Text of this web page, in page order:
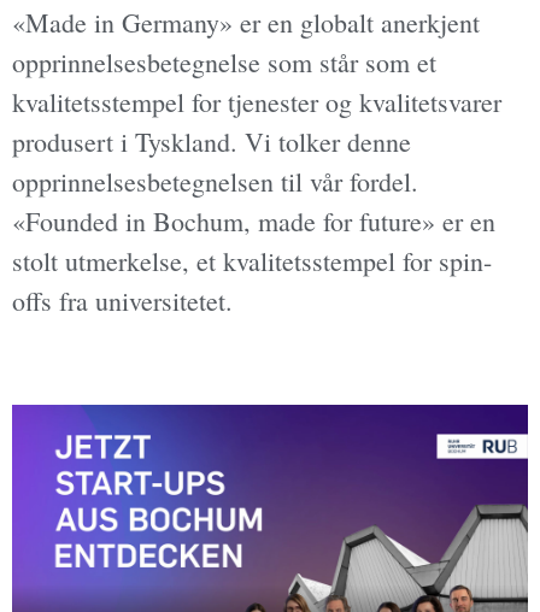
«Made in Germany» er en globalt anerkjent
opprinnelsesbetegnelse som står som et
kvalitetsstempel for tjenester og kvalitetsvarer
produsert i Tyskland. Vi tolker denne
opprinnelsesbetegnelsen til vår fordel.
«Founded in Bochum, made for future» er en
stolt utmerkelse, et kvalitetsstempel for spin-
offs fra universitetet.